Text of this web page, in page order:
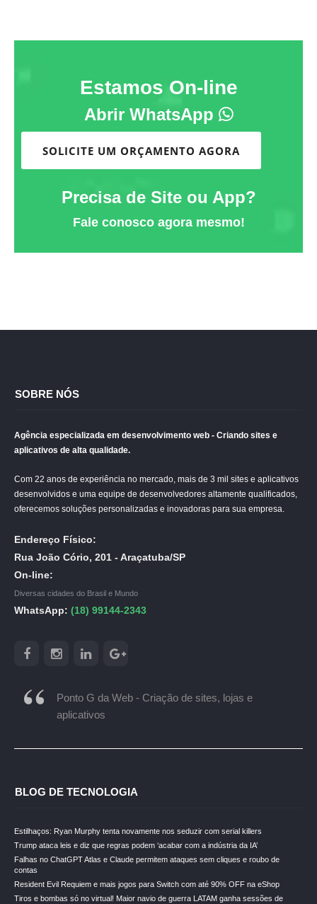
Estamos On-line
Abrir WhatsApp
SOLICITE UM ORÇAMENTO AGORA
Precisa de Site ou App?
Fale conosco agora mesmo!
SOBRE NÓS
Agência especializada em desenvolvimento web - Criando sites e
aplicativos de alta qualidade.
Com 22 anos de experiência no mercado, mais de 3 mil sites e aplicativos
desenvolvidos e uma equipe de desenvolvedores altamente qualificados,
oferecemos soluções personalizadas e inovadoras para sua empresa.
Endereço Físico:
Rua João Cório, 201 - Araçatuba/SP
On-line:
Diversas cidades do Brasil e Mundo
WhatsApp: (18) 99144-2343
Ponto G da Web - Criação de sites, lojas e
aplicativos
BLOG DE TECNOLOGIA
Estilhaços: Ryan Murphy tenta novamente nos seduzir com serial killers
Trump ataca leis e diz que regras podem ‘acabar com a indústria da IA’
Falhas no ChatGPT Atlas e Claude permitem ataques sem cliques e roubo de
contas
Resident Evil Requiem e mais jogos para Switch com até 90% OFF na eShop
Tiros e bombas só no virtual! Maior navio de guerra LATAM ganha sessões de